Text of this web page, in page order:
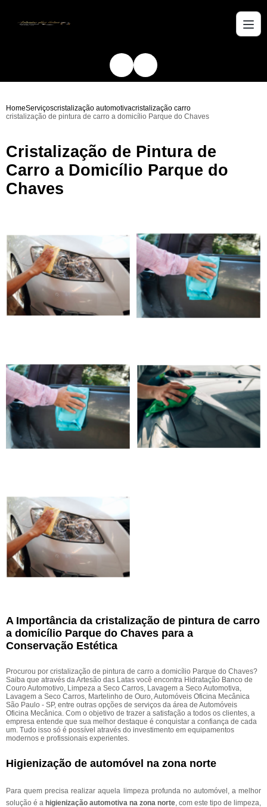
HomeServiçoscristalização automotivacristalização carro
cristalização de pintura de carro a domicílio Parque do Chaves
Cristalização de Pintura de
Carro a Domicílio Parque do
Chaves
A Importância da cristalização de pintura de carro
a domicílio Parque do Chaves para a
Conservação Estética
Procurou por cristalização de pintura de carro a domicílio Parque do Chaves?
Saiba que através da Artesão das Latas você encontra Hidratação Banco de
Couro Automotivo, Limpeza a Seco Carros, Lavagem a Seco Automotiva,
Lavagem a Seco Carros, Martelinho de Ouro, Automóveis Oficina Mecânica
São Paulo - SP, entre outras opções de serviços da área de Automóveis
Oficina Mecânica. Com o objetivo de trazer a satisfação a todos os clientes, a
empresa entende que sua melhor destaque é conquistar a confiança de cada
um. Tudo isso só é possível através do investimento em equipamentos
modernos e profissionais experientes.
Higienização de automóvel na zona norte
Para quem precisa realizar aquela limpeza profunda no automóvel, a melhor
solução é a higienização automotiva na zona norte, com este tipo de limpeza,